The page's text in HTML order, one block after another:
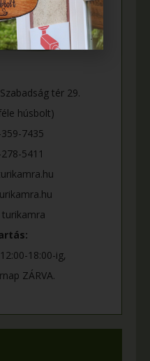
tér 29.
húsbolt)
7435
5411
18:00-ig,
ZÁRVA.